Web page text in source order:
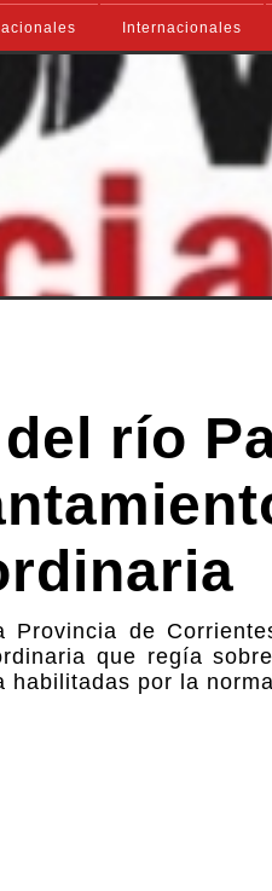
Internacionales
río
de
que regía
habilitadas por la